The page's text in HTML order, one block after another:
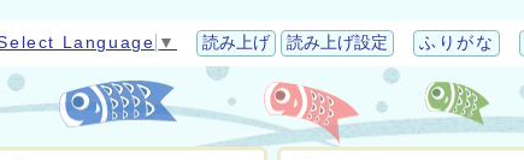
Language ▼ 読み上げ 読み上げ設定 ふりがな